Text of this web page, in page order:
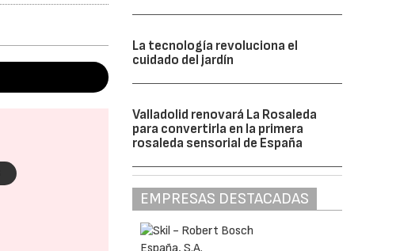
La tecnología revoluciona el
cuidado del jardín
Valladolid renovará La Rosaleda
para convertirla en la primera
rosaleda sensorial de España
EMPRESAS DESTACADAS